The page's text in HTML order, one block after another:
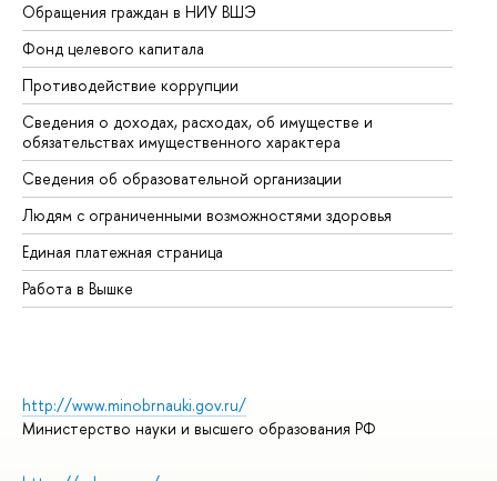
Обращения граждан в НИУ ВШЭ
Фонд целевого капитала
Противодействие коррупции
Сведения о доходах, расходах, об имуществе и
обязательствах имущественного характера
Сведения об образовательной организации
Людям с ограниченными возможностями здоровья
Единая платежная страница
Работа в Вышке
http://www.minobrnauki.gov.ru/
Министерство науки и высшего образования РФ